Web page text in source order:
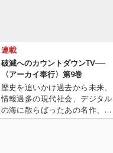
連載
破滅へのカウントダウンTV──
〈アーカイ奉行〉第9巻
歴史を追いかけ過去から未来、
情報過多の現代社会、デジタル
の海に散らばったあの名作、こ
の名作たちをひとつにまとめる